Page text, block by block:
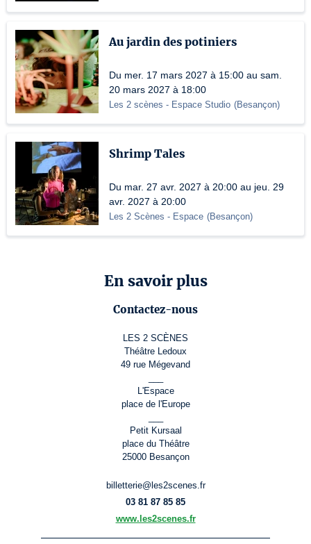
Au jardin des potiniers
Du mer. 17 mars 2027 à 15:00 au sam.
20 mars 2027 à 18:00
Les 2 scènes - Espace Studio (Besançon)
Shrimp Tales
Du mar. 27 avr. 2027 à 20:00 au jeu. 29
avr. 2027 à 20:00
Les 2 Scènes - Espace (Besançon)
En savoir plus
Contactez-nous
LES 2 SCÈNES
Théâtre Ledoux
49 rue Mégevand
L'Espace
place de l'Europe
Petit Kursaal
place du Théâtre
25000 Besançon
billetterie@les2scenes.fr
03 81 87 85 85
www.les2scenes.fr